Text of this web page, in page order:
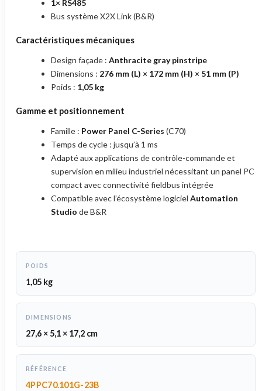
1× RS485
Bus système X2X Link (B&R)
Caractéristiques mécaniques
Design façade : Anthracite gray pinstripe
Dimensions : 276 mm (L) × 172 mm (H) × 51 mm (P)
Poids : 1,05 kg
Gamme et positionnement
Famille : Power Panel C-Series (C70)
Temps de cycle : jusqu’à 1 ms
Adapté aux applications de contrôle-commande et
supervision en milieu industriel nécessitant un panel PC
compact avec connectivité fieldbus intégrée
Compatible avec l’écosystème logiciel Automation
Studio de B&R
POIDS
1,05 kg
DIMENSIONS
27,6 × 5,1 × 17,2 cm
RÉFÉRENCE
4PPC70.101G-23B